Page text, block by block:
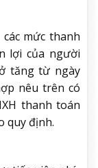
mức thanh
lợi của người
tăng từ ngày
nêu trên có
thanh toán
quy định.